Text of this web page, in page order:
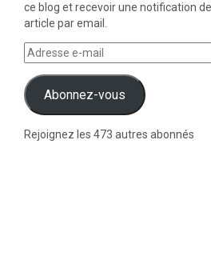
ce blog et recevoir une notification
article par email.
Abonnez-vous
Rejoignez les 473 autres abonnés